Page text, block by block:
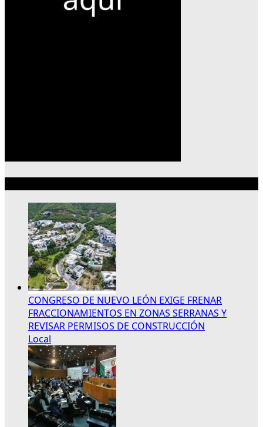
CONGRESO DE NUEVO LEÓN EXIGE FRENAR
FRACCIONAMIENTOS EN ZONAS SERRANAS Y
REVISAR PERMISOS DE CONSTRUCCIÓN
Local